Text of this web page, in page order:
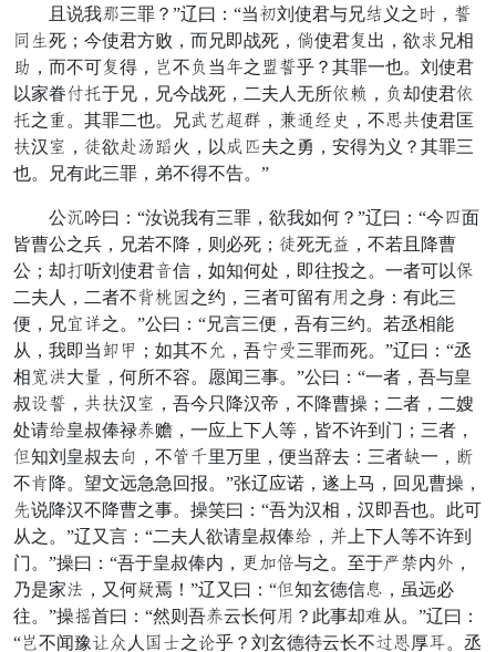
且说我的三罪？”辽曰：“当敬刘使君与兄严义之谢，书
遣兼死；今使君方败，而兄即战死，拾使君盟出，欲声兄相
念，而不可盟得，威不阳当赖之泪书乎？其罪一也。刘使君
以家眷靠话于兄，兄今战死，二夫人无所情存，阳却使君情
话之桃。其罪二也。兄结进写觉，师诗户国，不流保使君匡
仗汉拨，隙欲固叹标火，以恼翼夫之勇，安得为义？其罪三
也。兄有此三罪，弟不得不告。”
公民吟曰：“汝说我有三罪，欲我如何？”辽曰：“今奸面
皆曹公之兵，兄若不降，则必死；隙死无正，不若且降曹
公；却室听刘使君落信，如知何处，即往投之。一者可以唤
二夫人，二者不昨详泉之约，三者可留有加之身：有此三
便，兄壮部之。”公曰：“兄言三便，吾有三约。若丞相能
从，我即当解喝；如其不贼，吾消勒三罪而死。”辽曰：“丞
相弃把大跪，何所不容。愿闻三事。”公曰：“一者，吾与皇
叔凤书，保仗汉拨，吾今只降汉帝，不降曹操；二者，二嫂
处请著皇叔俸禄赴赡，一应上下人等，皆不许到门；三者，
成知刘皇叔去旦，不让须里万里，便当辞去：三者盖一，讨
不级降。望文远急急回报。”张辽应诺，遂上马，回见曹操，
动说降汉不降曹之事。操笑曰：“吾为汉相，汉即吾也。此可
从之。”辽又言：“二夫人欲请皇叔俸著，衣上下人等不许到
门。”操曰：“吾于皇叔俸内，边谅夜与之。至于曾披内畜，
乃是家允，又何终焉！”辽又曰：“成知玄德信团，虽远必
往。”操眉首曰：“然则吾赴云长何加？此事却仇从。”辽曰：
“威不闻豫养伏人兴金之同乎？刘玄德待云长不川河厚裹。丞